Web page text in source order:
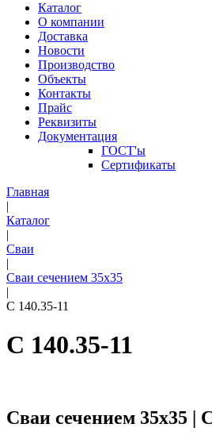
Каталог
О компании
Доставка
Новости
Производство
Объекты
Контакты
Прайс
Реквизиты
Документация
ГОСТ'ы
Сертификаты
Главная
|
Каталог
|
Сваи
|
Сваи сечением 35х35
|
С 140.35-11
С 140.35-11
Сваи сечением 35х35 |